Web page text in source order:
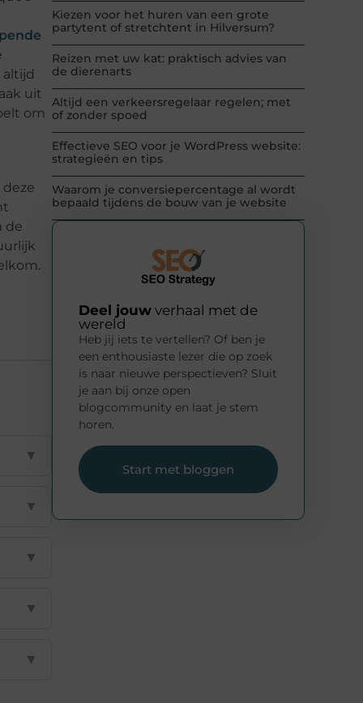
altijd
uit
om
de
▼
▼
▼
▼
▼
Kiezen voor het huren van een grote
partytent of stretchtent in Hilversum?
Reizen met uw kat: praktisch advies van
de dierenarts
Altijd een verkeersregelaar regelen; met
of zonder spoed
Effectieve SEO voor je WordPress website:
strategieën en tips
Waarom je conversiepercentage al wordt
bepaald tijdens de bouw van je website
Deel jouw verhaal met de
wereld
Heb jij iets te vertellen? Of ben je
een enthousiaste lezer die op zoek
is naar nieuwe perspectieven? Sluit
je aan bij onze open
blogcommunity en laat je stem
horen.
Start met bloggen